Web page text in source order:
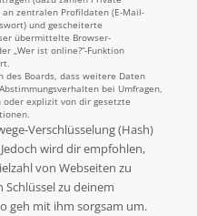
zentralen Profildaten (E-Mail-
und gescheiterte
übermittelte Browser-
„Wer ist online?“-Funktion
des Boards, dass weitere Daten
bei Umfragen,
oder explizit von dir gesetzte
Verschlüsselung (Hash)
wird dir empfohlen,
von Webseiten zu
zu deinem
geh mit ihm sorgsam um.